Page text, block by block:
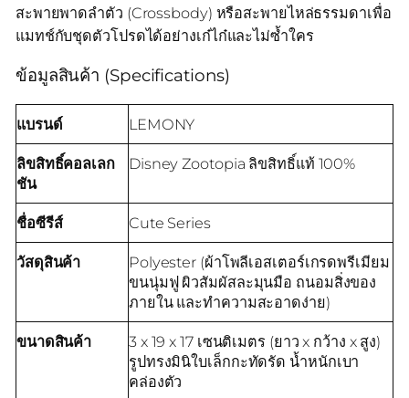
สะพายพาดลำตัว (Crossbody) หรือสะพายไหล่ธรรมดาเพื่อ
แมทช์กับชุดตัวโปรดได้อย่างเก๋ไก๋และไม่ซ้ำใคร
ข้อมูลสินค้า (Specifications)
แบรนด์ LEMONY
ลิขสิทธิ์คอลเลก
ชัน
Disney Zootopia ลิขสิทธิ์แท้ 100%
ชื่อซีรีส์ Cute Series
วัสดุสินค้า
Polyester (ผ้าโพลีเอสเตอร์เกรดพรีเมียม
ขนนุ่มฟู ผิวสัมผัสละมุนมือ ถนอมสิ่งของ
ภายใน และทำความสะอาดง่าย)
ขนาดสินค้า
3 x 19 x 17 เซนติเมตร (ยาว x กว้าง x สูง)
รูปทรงมินิใบเล็กกะทัดรัด น้ำหนักเบา
คล่องตัว